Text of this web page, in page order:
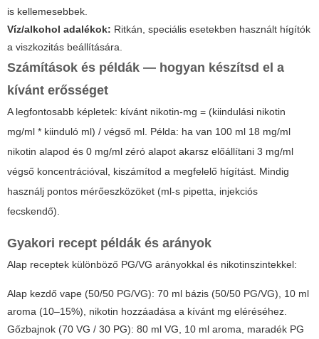
is kellemesebbek.
Víz/alkohol adalékok: Ritkán, speciális esetekben használt hígítók
a viszkozitás beállítására.
Számítások és példák — hogyan készítsd el a
kívánt erősséget
A legfontosabb képletek: kívánt nikotin-mg = (kiindulási nikotin
mg/ml * kiinduló ml) / végső ml. Példa: ha van 100 ml 18 mg/ml
nikotin alapod és 0 mg/ml zéró alapot akarsz előállítani 3 mg/ml
végső koncentrációval, kiszámítod a megfelelő hígítást. Mindig
használj pontos mérőeszközöket (ml-s pipetta, injekciós
fecskendő).
Gyakori recept példák és arányok
Alap receptek különböző PG/VG arányokkal és nikotinszintekkel:
Alap kezdő vape (50/50 PG/VG): 70 ml bázis (50/50 PG/VG), 10 ml
aroma (10–15%), nikotin hozzáadása a kívánt mg eléréséhez.
Gőzbajnok (70 VG / 30 PG): 80 ml VG, 10 ml aroma, maradék PG